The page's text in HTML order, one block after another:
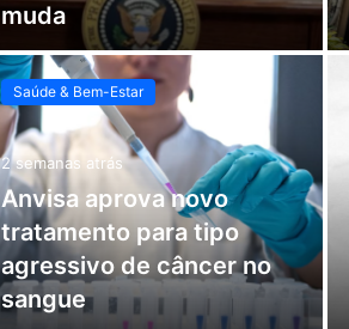
muda
Saúde & Bem-Estar
2 semanas atrás
Anvisa aprova novo
tratamento para tipo
agressivo de câncer no
sangue